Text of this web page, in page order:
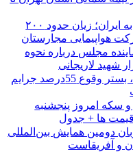
پیامدهای تجاوز به ایران؛ زیان حدود ۲۰۰
هواپیمایی مجارستان
مجلس درباره نحوه
شهید لاریجانی
هوش مصنوعی، بستر وقوع 55درصد جرایم
و سکه امروز پنجشنبه
دومین همایش بین‌المللی
و آفریقاست